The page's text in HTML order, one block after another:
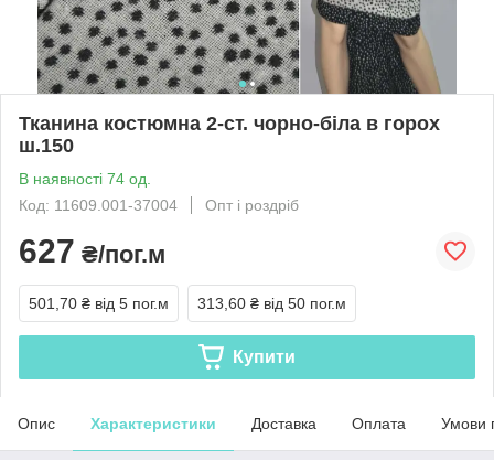
Тканина костюмна 2-ст. чорно-біла в горох
ш.150
В наявності 74 од.
Код: 11609.001-37004
Опт і роздріб
627 ₴/пог.м
501,70 ₴ від 5 пог.м 313,60 ₴ від 50 пог.м
Купити
Опис Характеристики Доставка Оплата Умови